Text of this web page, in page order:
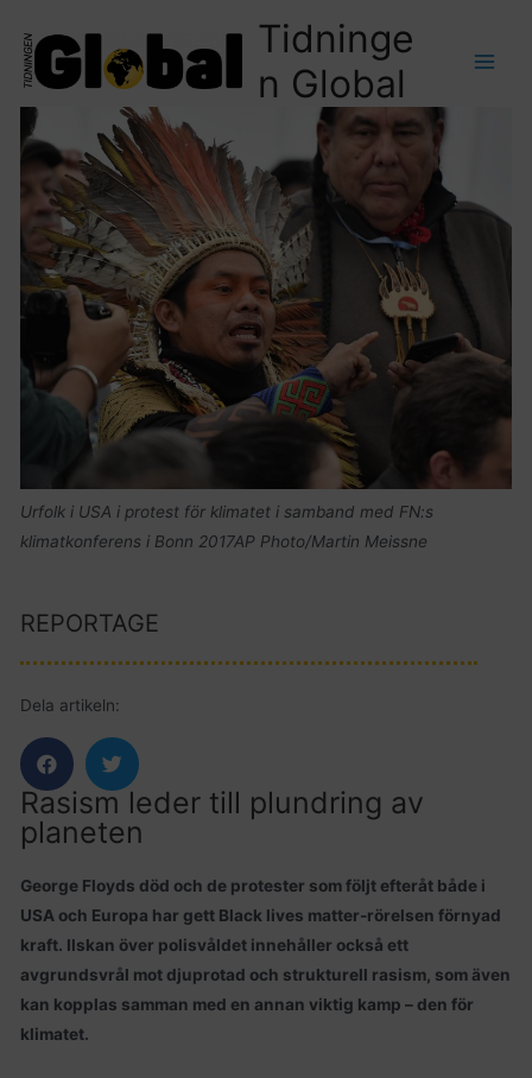
Tidninge
n Global
Urfolk i USA i protest för klimatet i samband med FN:s
klimatkonferens i Bonn 2017AP Photo/Martin Meissne
REPORTAGE
Dela artikeln:
Rasism leder till plundring av
planeten
George Floyds död och de protester som följt efteråt både i
USA och Europa har gett Black lives matter-rörelsen förnyad
kraft. Ilskan över polisvåldet innehåller också ett
avgrundsvrål mot djuprotad och strukturell rasism, som även
kan kopplas samman med en annan viktig kamp – den för
klimatet.